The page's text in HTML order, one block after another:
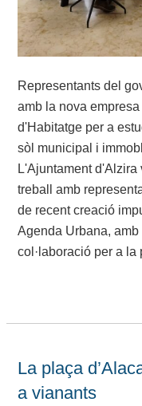
Representants del
amb la nova
d'Habitatge per a
sòl municipal i
L'Ajuntament
treball amb
de recent creació
Agenda Urbana,
col·laboració per a
La plaça
a vianants